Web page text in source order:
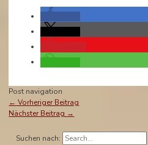
Post navigation
← Vorheriger Beitrag
Nächster Beitrag →
Suchen nach: